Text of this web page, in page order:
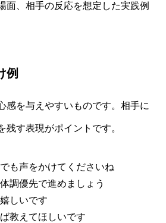
面、相手の反応を想定した実践例
例
感を与えやすいものです。相手に
残す表現がポイントです。
も声をかけてくださいね
調優先で進めましょう
しいです
教えてほしいです